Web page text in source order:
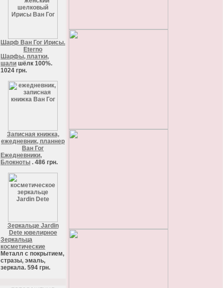
Шарф Ван Гог Ирисы.
Eterno
Шарфы, платки,
шали шёлк 100%.
1024 грн.
Записная книжка,
ежедневник, планнер
Ван Гог
Ежедневники,
Блокноты . 486 грн.
Зеркальце Jardin
Dete ювелирное
Зеркальца
косметические
Металл с покрытием,
стразы, эмаль,
зеркала. 594 грн.